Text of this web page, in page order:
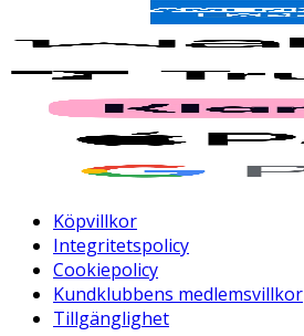
Köpvillkor
Integritetspolicy
Cookiepolicy
Kundklubbens medlemsvillkor
Tillgänglighet